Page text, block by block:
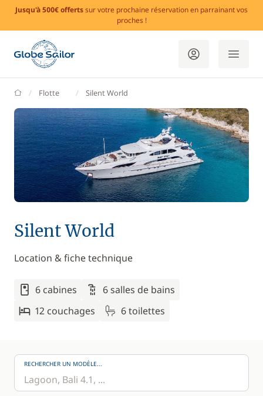
Jusqu'à 500€ offertssur votre prochaine réservation en parrainant vos
proches !
GlobeSailor
Flotte Silent World
Silent World
Location & fiche technique
6 cabines
6 salles de bains
12 couchages
6 toilettes
RECHERCHER UN MODÈLE...